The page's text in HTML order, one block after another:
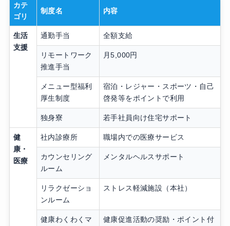
カテ
ゴリ
制度名 内容
生活
支援
通勤手当 全額支給
リモートワーク
推進手当
月5,000円
メニュー型福利
厚生制度
宿泊・レジャー・スポーツ・自己
啓発等をポイントで利用
独身寮 若手社員向け住宅サポート
健
康・
医療
社内診療所 職場内での医療サービス
カウンセリング
ルーム
メンタルヘルスサポート
リラクゼーショ
ンルーム
ストレス軽減施設（本社）
健康わくわくマ
健康促進活動の奨励・ポイント付